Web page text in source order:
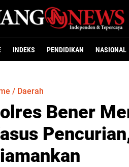
INDEKS PENDIDIKAN NASIONAL
/ Daerah
Bener